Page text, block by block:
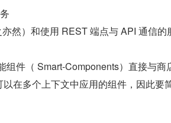
然）和使用 REST 端点与 API 通信的
件（ Smart-Components）直接与商
在多个上下文中应用的组件，因此要